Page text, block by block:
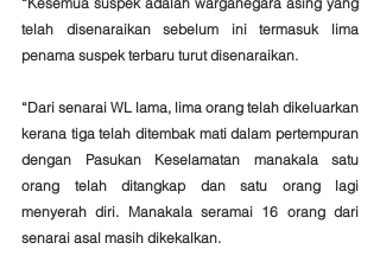
telah disenaraikan sebelum ini termasuk lima
penama suspek terbaru turut disenaraikan.
“Dari senarai WL lama, lima orang telah dikeluarkan
kerana tiga telah ditembak mati dalam pertempuran
dengan Pasukan Keselamatan manakala satu
orang telah ditangkap dan satu orang lagi
menyerah diri. Manakala seramai 16 orang dari
senarai asal masih dikekalkan.